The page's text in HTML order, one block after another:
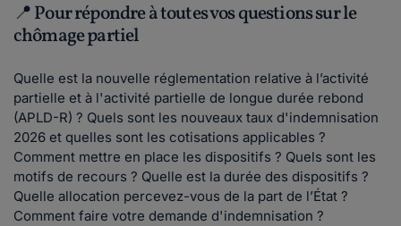
📍 Pour répondre à toutes vos questions sur le
chômage partiel
Quelle est la nouvelle réglementation relative à l’activité
partielle et à l'activité partielle de longue durée rebond
(APLD-R) ? Quels sont les nouveaux taux d'indemnisation
2026 et quelles sont les cotisations applicables ?
Comment mettre en place les dispositifs ? Quels sont les
motifs de recours ? Quelle est la durée des dispositifs ?
Quelle allocation percevez-vous de la part de l’État ?
Comment faire votre demande d'indemnisation ?